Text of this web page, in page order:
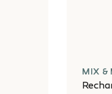
MIX &